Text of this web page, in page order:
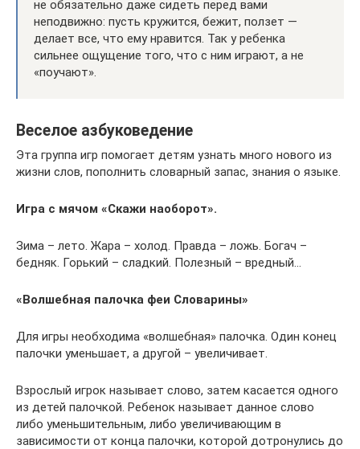
не обязательно даже сидеть перед вами
неподвижно: пусть кружится, бежит, ползет —
делает все, что ему нравится. Так у ребенка
сильнее ощущение того, что с ним играют, а не
«поучают».
Веселое азбуковедение
Эта группа игр помогает детям узнать много нового из
жизни слов, пополнить словарный запас, знания о языке.
Игра с мячом «Скажи наоборот».
Зима – лето. Жара – холод. Правда – ложь. Богач –
бедняк. Горький – сладкий. Полезный – вредный…
«Волшебная палочка феи Словарины»
Для игры необходима «волшебная» палочка. Один конец
палочки уменьшает, а другой – увеличивает.
Взрослый игрок называет слово, затем касается одного
из детей палочкой. Ребенок называет данное слово
либо уменьшительным, либо увеличивающим в
зависимости от конца палочки, которой дотронулись до